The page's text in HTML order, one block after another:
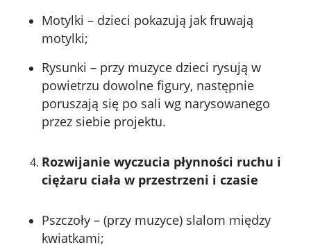
Motylki – dzieci pokazują jak fruwają
motylki;
Rysunki – przy muzyce dzieci rysują w
powietrzu dowolne figury, następnie
poruszają się po sali wg narysowanego
przez siebie projektu.
Rozwijanie wyczucia płynności ruchu i
ciężaru ciała w przestrzeni i czasie
Pszczoły – (przy muzyce) slalom między
kwiatkami;